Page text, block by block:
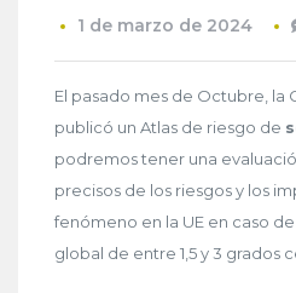
1 de marzo de 2024
El pasado mes de Octubre, la
publicó un Atlas de riesgo de
podremos tener una
precisos de los riesgos y los
fenómeno en la UE en caso
global de entre 1,5 y 3 grados